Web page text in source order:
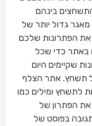
בינהם
גדול יותר של
הפתרונות שלכם
באתר כדי שכל
שקיימים היום
תשחץ. אתר הצלף
לתשחץ ומילים כמו
הפתרון של
בפוסט של